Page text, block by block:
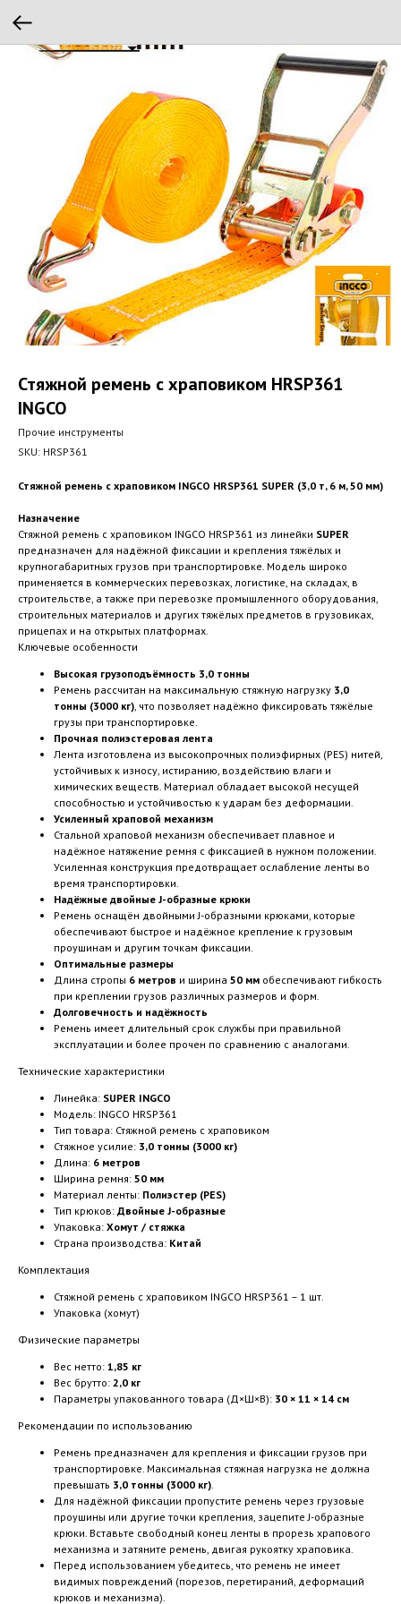
Стяжной ремень с храповиком HRSP361
INGCO
Прочие инструменты
SKU: HRSP361
Стяжной ремень с храповиком INGCO HRSP361 SUPER (3,0 т, 6 м, 50 мм)
Назначение
Стяжной ремень с храповиком INGCO HRSP361 из линейки SUPER
предназначен для надёжной фиксации и крепления тяжёлых и
крупногабаритных грузов при транспортировке. Модель широко
применяется в коммерческих перевозках, логистике, на складах, в
строительстве, а также при перевозке промышленного оборудования,
строительных материалов и других тяжёлых предметов в грузовиках,
прицепах и на открытых платформах.
Ключевые особенности
Высокая грузоподъёмность 3,0 тонны
Ремень рассчитан на максимальную стяжную нагрузку 3,0
тонны (3000 кг), что позволяет надёжно фиксировать тяжёлые
грузы при транспортировке.
Прочная полиэстеровая лента
Лента изготовлена из высокопрочных полиэфирных (PES) нитей,
устойчивых к износу, истиранию, воздействию влаги и
химических веществ. Материал обладает высокой несущей
способностью и устойчивостью к ударам без деформации.
Усиленный храповой механизм
Стальной храповой механизм обеспечивает плавное и
надёжное натяжение ремня с фиксацией в нужном положении.
Усиленная конструкция предотвращает ослабление ленты во
время транспортировки.
Надёжные двойные J-образные крюки
Ремень оснащён двойными J-образными крюками, которые
обеспечивают быстрое и надёжное крепление к грузовым
проушинам и другим точкам фиксации.
Оптимальные размеры
Длина стропы 6 метров и ширина 50 мм обеспечивают гибкость
при креплении грузов различных размеров и форм.
Долговечность и надёжность
Ремень имеет длительный срок службы при правильной
эксплуатации и более прочен по сравнению с аналогами.
Технические характеристики
Линейка: SUPER INGCO
Модель: INGCO HRSP361
Тип товара: Стяжной ремень с храповиком
Стяжное усилие: 3,0 тонны (3000 кг)
Длина: 6 метров
Ширина ремня: 50 мм
Материал ленты: Полиэстер (PES)
Тип крюков: Двойные J-образные
Упаковка: Хомут / стяжка
Страна производства: Китай
Комплектация
Стяжной ремень с храповиком INGCO HRSP361 – 1 шт.
Упаковка (хомут)
Физические параметры
Вес нетто: 1,85 кг
Вес брутто: 2,0 кг
Параметры упакованного товара (Д×Ш×В): 30 × 11 × 14 см
Рекомендации по использованию
Ремень предназначен для крепления и фиксации грузов при
транспортировке. Максимальная стяжная нагрузка не должна
превышать 3,0 тонны (3000 кг).
Для надёжной фиксации пропустите ремень через грузовые
проушины или другие точки крепления, зацепите J-образные
крюки. Вставьте свободный конец ленты в прорезь храпового
механизма и затяните ремень, двигая рукоятку храповика.
Перед использованием убедитесь, что ремень не имеет
видимых повреждений (порезов, перетираний, деформаций
крюков и механизма).